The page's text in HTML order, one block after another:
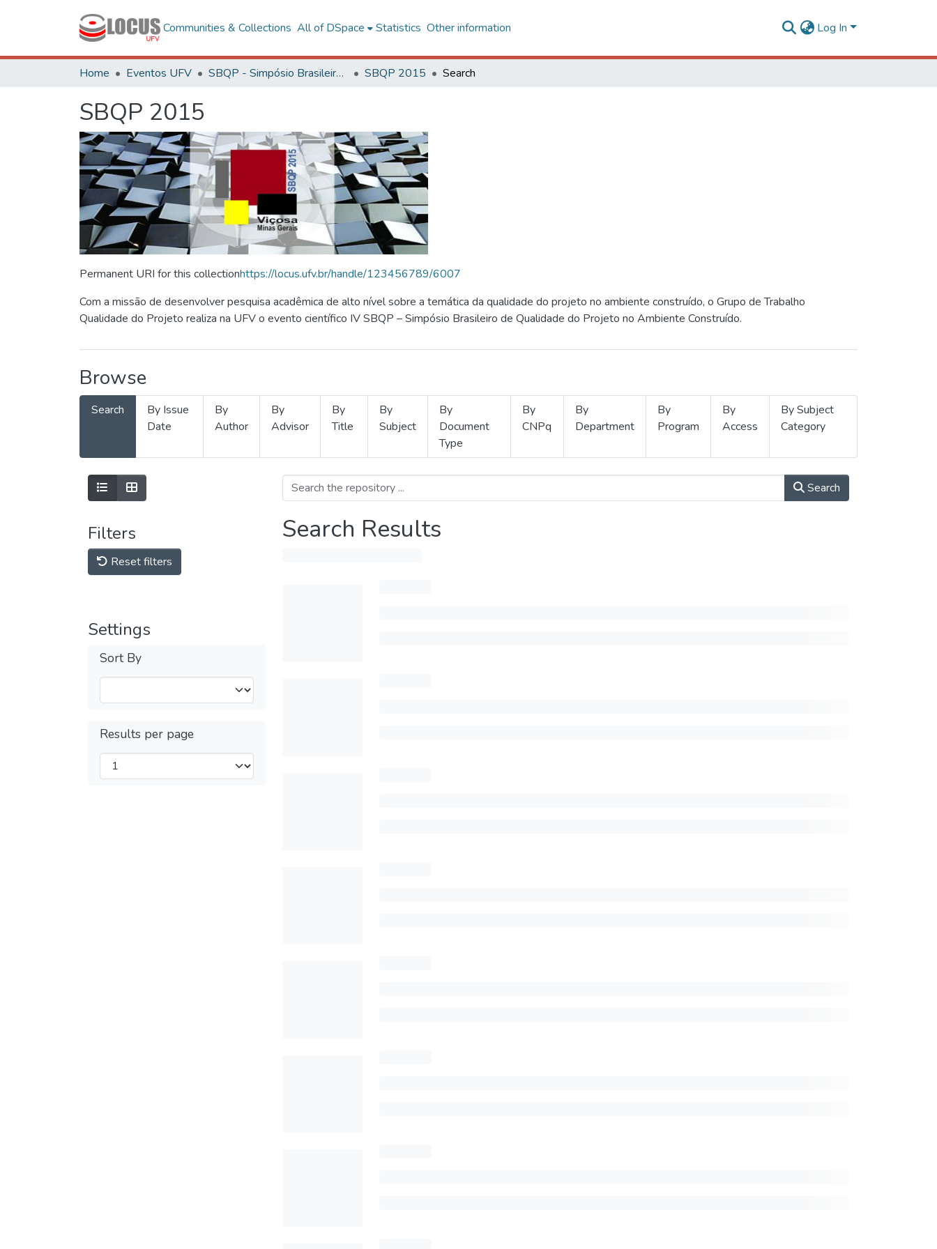
Communities & Collections All of DSpace Statistics Other information Log In
Home Eventos UFV SBQP - Simpósio Brasileiro de Qualidade do Projeto no Ambiente Construído SBQP 2015 Search
SBQP 2015
Permanent URI for this collectionhttps://locus.ufv.br/handle/123456789/6007
Com a missão de desenvolver pesquisa acadêmica de alto nível sobre a temática da qualidade do projeto no ambiente construído, o Grupo de Trabalho
Qualidade do Projeto realiza na UFV o evento científico IV SBQP – Simpósio Brasileiro de Qualidade do Projeto no Ambiente Construído.
Browse
Search
By Issue
Date
By
Author
By
Advisor
By
Title
By
Subject
By
Document
Type
By
CNPq
By
Department
By
Program
By
Access
By Subject
Category
Filters
Reset filters
Settings
Sort By
Results per page
Search
Search Results